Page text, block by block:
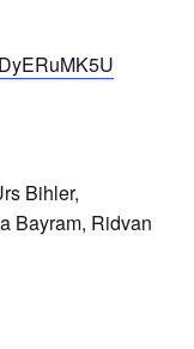
Bihler,
Bayram, Ridvan